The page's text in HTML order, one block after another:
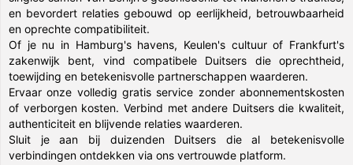
en bevordert relaties gebouwd op eerlijkheid, betrouwbaarheid
en oprechte compatibiliteit.
Of je nu in Hamburg's havens, Keulen's cultuur of Frankfurt's
zakenwijk bent, vind compatibele Duitsers die oprechtheid,
toewijding en betekenisvolle partnerschappen waarderen.
Ervaar onze volledig gratis service zonder abonnementskosten
of verborgen kosten. Verbind met andere Duitsers die kwaliteit,
authenticiteit en blijvende relaties waarderen.
Sluit je aan bij duizenden Duitsers die al betekenisvolle
verbindingen ontdekken via ons vertrouwde platform.